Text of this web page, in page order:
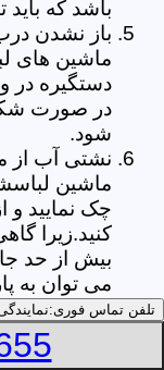
باشد که
باز نشدن
ماشین های
دستگیره در
در صورت
شود.
نشتی آب از
ماشین
چک نمایید و
کنید.زیرا
بیش از حد جا
می توان به
تخلیه
های
خشک نکردن
تلفن تماس فوری: